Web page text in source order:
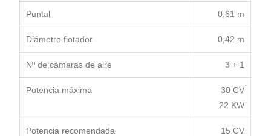
Puntal 0,61 m
Diámetro flotador 0,42 m
Nº de cámaras de aire 3 + 1
Potencia máxima
30 CV
22 KW
Potencia recomendada
15 CV